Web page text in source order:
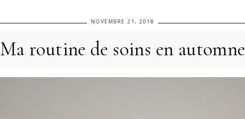
NOVEMBRE 21, 2018
Ma routine de soins en automne